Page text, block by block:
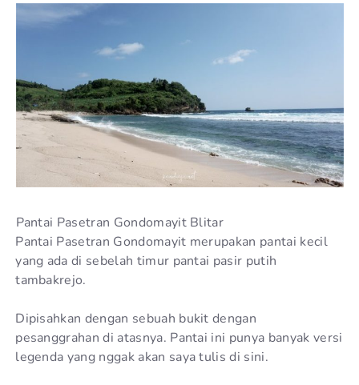
Pantai Pasetran Gondomayit Blitar
Pantai Pasetran Gondomayit merupakan pantai kecil
yang ada di sebelah timur pantai pasir putih
tambakrejo.
Dipisahkan dengan sebuah bukit dengan
pesanggrahan di atasnya. Pantai ini punya banyak versi
legenda yang nggak akan saya tulis di sini.